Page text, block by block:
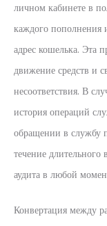
личном кабинете в
каждого пополнения
адрес кошелька. Эта
движение средств и
несоответствия. В
история операций
обращении в службу
течение длительного
аудита в любой
Конвертация между